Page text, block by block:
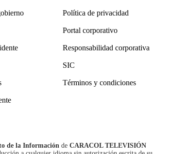
Política de privacidad
Portal corporativo
Responsabilidad corporativa
SIC
Términos y condiciones
de la Información de CARACOL TELEVISIÓN